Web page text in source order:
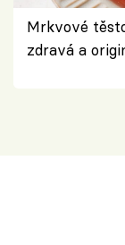
Mrkvové
zdravá a